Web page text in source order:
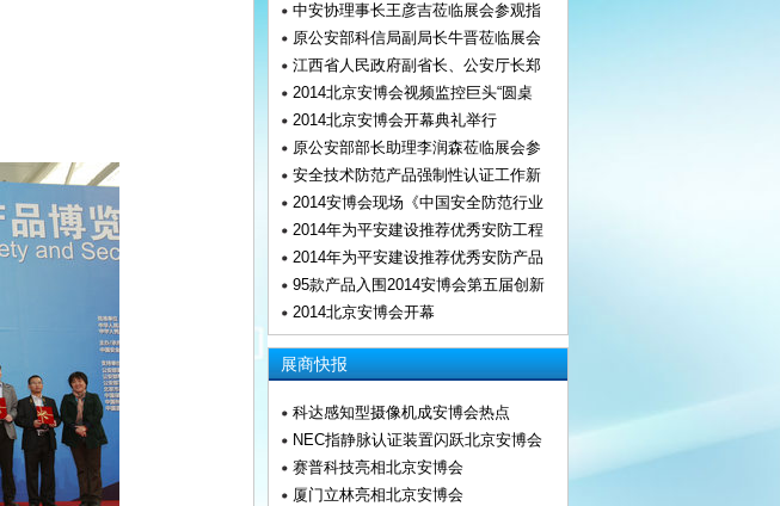
中安协理事长王彦吉莅临展会参观指
原公安部科信局副局长牛晋莅临展会
江西省人民政府副省长、公安厅长郑
2014北京安博会视频监控巨头“圆桌
2014北京安博会开幕典礼举行
原公安部部长助理李润森莅临展会参
安全技术防范产品强制性认证工作新
2014安博会现场《中国安全防范行业
2014年为平安建设推荐优秀安防工程
2014年为平安建设推荐优秀安防产品
95款产品入围2014安博会第五届创新
2014北京安博会开幕
展商快报
科达感知型摄像机成安博会热点
NEC指静脉认证装置闪跃北京安博会
赛普科技亮相北京安博会
厦门立林亮相北京安博会